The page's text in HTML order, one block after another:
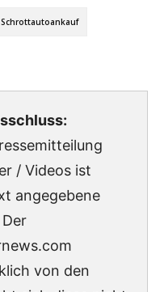
Schrottautoankauf
/ Videos ist
angegebene
von den